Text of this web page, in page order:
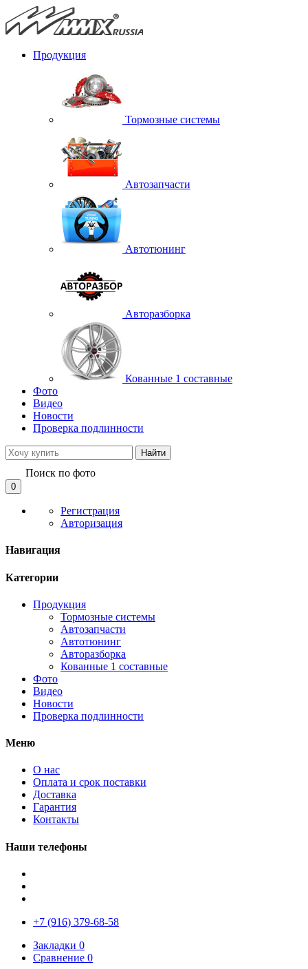
Продукция
Тормозные системы
Автозапчасти
Автотюнинг
Авторазборка
Кованные 1 составные
Фото
Видео
Новости
Проверка подлинности
Найти
Поиск по фото
0
Регистрация
Авторизация
Навигация
Категории
Продукция
Тормозные системы
Автозапчасти
Автотюнинг
Авторазборка
Кованные 1 составные
Фото
Видео
Новости
Проверка подлинности
Меню
О нас
Оплата и срок поставки
Доставка
Гарантия
Контакты
Наши телефоны
+7 (916) 379-68-58
Закладки 0
Сравнение 0